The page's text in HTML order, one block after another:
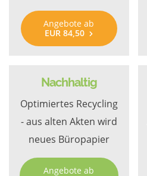
Angebote ab
EUR 84,50
Nachhaltig
Optimiertes Recycling
- aus alten Akten wird
neues Büropapier
Angebote ab